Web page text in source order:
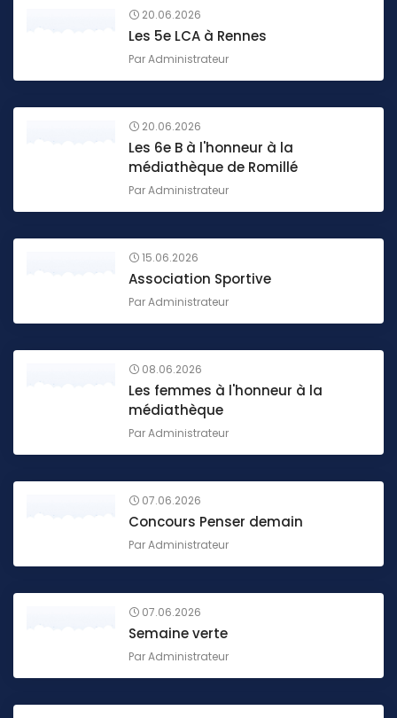
20.06.2026
Les 5e LCA à Rennes
ParAdministrateur
20.06.2026
Les 6e B à l'honneur à la
médiathèque de Romillé
ParAdministrateur
15.06.2026
Association Sportive
ParAdministrateur
08.06.2026
Les femmes à l'honneur à la
médiathèque
ParAdministrateur
07.06.2026
Concours Penser demain
ParAdministrateur
07.06.2026
Semaine verte
ParAdministrateur